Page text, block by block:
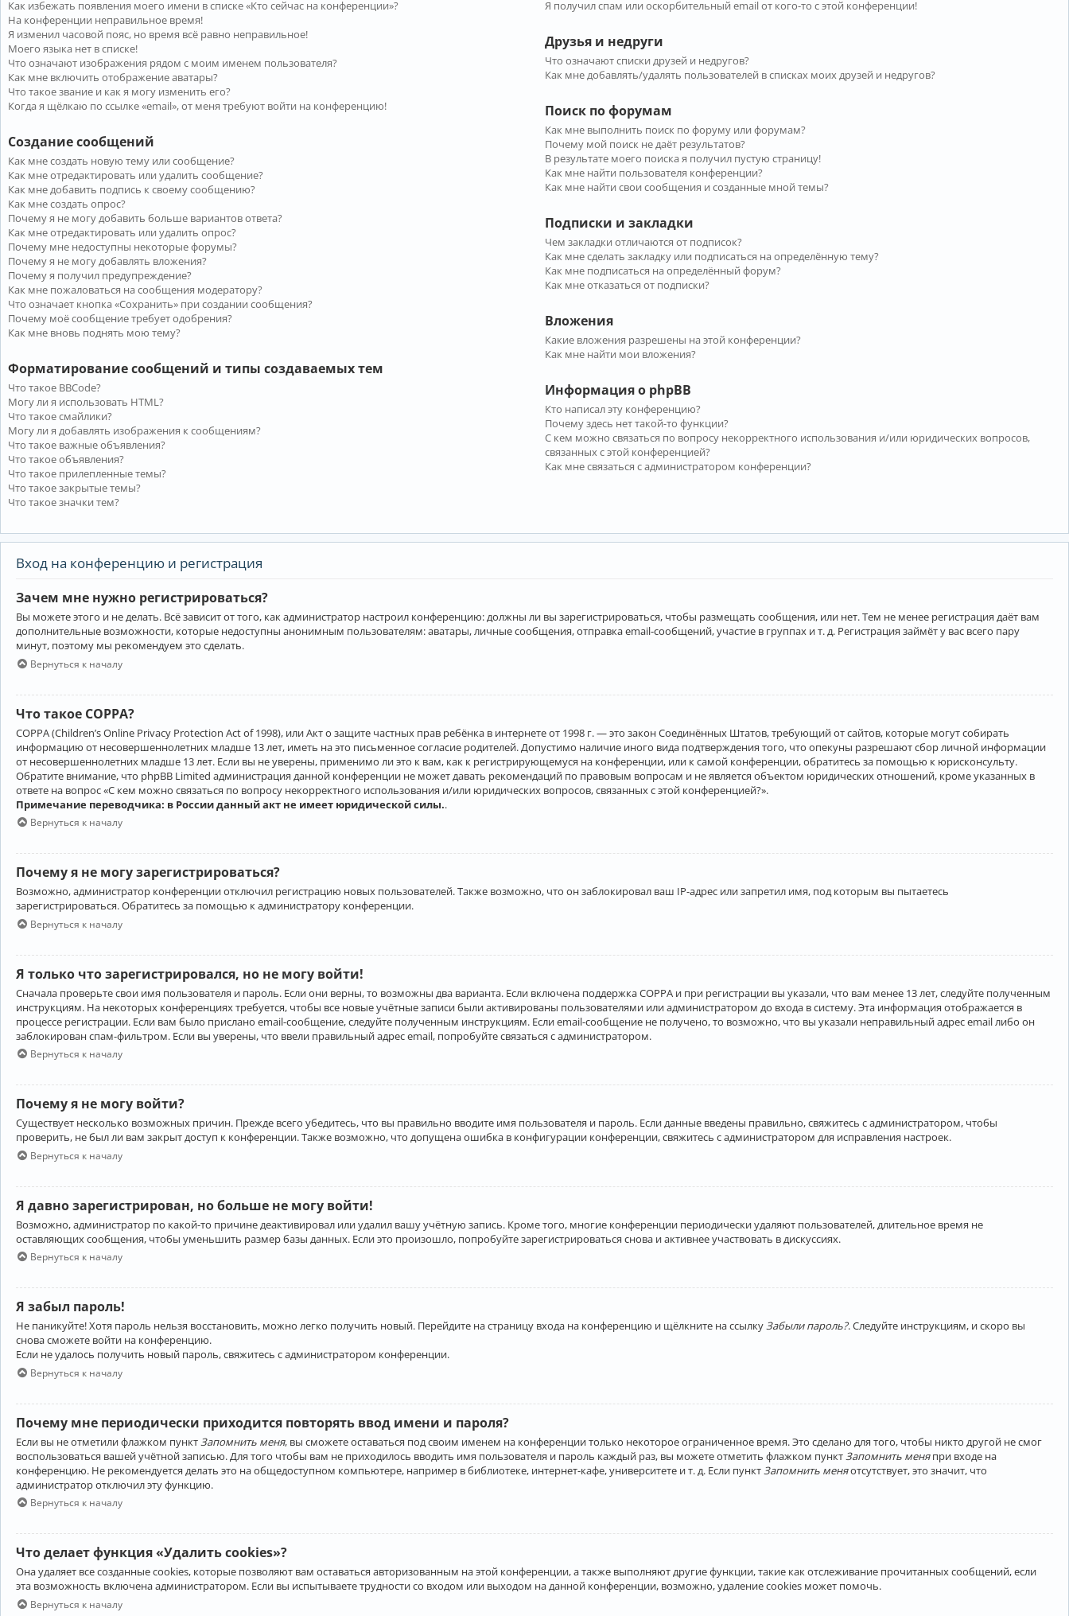
Как избежать появления моего имени в списке «Кто сейчас на конференции»?
На конференции неправильное время!
Я изменил часовой пояс, но время всё равно неправильное!
Моего языка нет в списке!
Что означают изображения рядом с моим именем пользователя?
Как мне включить отображение аватары?
Что такое звание и как я могу изменить его?
Когда я щёлкаю по ссылке «email», от меня требуют войти на конференцию!
Создание сообщений
Как мне создать новую тему или сообщение?
Как мне отредактировать или удалить сообщение?
Как мне добавить подпись к своему сообщению?
Как мне создать опрос?
Почему я не могу добавить больше вариантов ответа?
Как мне отредактировать или удалить опрос?
Почему мне недоступны некоторые форумы?
Почему я не могу добавлять вложения?
Почему я получил предупреждение?
Как мне пожаловаться на сообщения модератору?
Что означает кнопка «Сохранить» при создании сообщения?
Почему моё сообщение требует одобрения?
Как мне вновь поднять мою тему?
Форматирование сообщений и типы создаваемых тем
Что такое BBCode?
Могу ли я использовать HTML?
Что такое смайлики?
Могу ли я добавлять изображения к сообщениям?
Что такое важные объявления?
Что такое объявления?
Что такое прилепленные темы?
Что такое закрытые темы?
Что такое значки тем?
Я получил спам или оскорбительный email от кого-то с этой конференции!
Друзья и недруги
Что означают списки друзей и недругов?
Как мне добавлять/удалять пользователей в списках моих друзей и недругов?
Поиск по форумам
Как мне выполнить поиск по форуму или форумам?
Почему мой поиск не даёт результатов?
В результате моего поиска я получил пустую страницу!
Как мне найти пользователя конференции?
Как мне найти свои сообщения и созданные мной темы?
Подписки и закладки
Чем закладки отличаются от подписок?
Как мне сделать закладку или подписаться на определённую тему?
Как мне подписаться на определённый форум?
Как мне отказаться от подписки?
Вложения
Какие вложения разрешены на этой конференции?
Как мне найти мои вложения?
Информация о phpBB
Кто написал эту конференцию?
Почему здесь нет такой-то функции?
С кем можно связаться по вопросу некорректного использования и/или юридических вопросов,
связанных с этой конференцией?
Как мне связаться с администратором конференции?
Вход на конференцию и регистрация
Зачем мне нужно регистрироваться?
Вы можете этого и не делать. Всё зависит от того, как администратор настроил конференцию: должны ли вы зарегистрироваться, чтобы размещать сообщения, или нет. Тем не менее регистрация даёт вам
дополнительные возможности, которые недоступны анонимным пользователям: аватары, личные сообщения, отправка email-сообщений, участие в группах и т. д. Регистрация займёт у вас всего пару
минут, поэтому мы рекомендуем это сделать.
Вернуться к началу
Что такое COPPA?
COPPA (Children’s Online Privacy Protection Act of 1998), или Акт о защите частных прав ребёнка в интернете от 1998 г. — это закон Соединённых Штатов, требующий от сайтов, которые могут собирать
информацию от несовершеннолетних младше 13 лет, иметь на это письменное согласие родителей. Допустимо наличие иного вида подтверждения того, что опекуны разрешают сбор личной информации
от несовершеннолетних младше 13 лет. Если вы не уверены, применимо ли это к вам, как к регистрирующемуся на конференции, или к самой конференции, обратитесь за помощью к юрисконсульту.
Обратите внимание, что phpBB Limited администрация данной конференции не может давать рекомендаций по правовым вопросам и не является объектом юридических отношений, кроме указанных в
ответе на вопрос «С кем можно связаться по вопросу некорректного использования и/или юридических вопросов, связанных с этой конференцией?».
Примечание переводчика: в России данный акт не имеет юридической силы..
Вернуться к началу
Почему я не могу зарегистрироваться?
Возможно, администратор конференции отключил регистрацию новых пользователей. Также возможно, что он заблокировал ваш IP-адрес или запретил имя, под которым вы пытаетесь
зарегистрироваться. Обратитесь за помощью к администратору конференции.
Вернуться к началу
Я только что зарегистрировался, но не могу войти!
Сначала проверьте свои имя пользователя и пароль. Если они верны, то возможны два варианта. Если включена поддержка COPPA и при регистрации вы указали, что вам менее 13 лет, следуйте полученным
инструкциям. На некоторых конференциях требуется, чтобы все новые учётные записи были активированы пользователями или администратором до входа в систему. Эта информация отображается в
процессе регистрации. Если вам было прислано email-сообщение, следуйте полученным инструкциям. Если email-сообщение не получено, то возможно, что вы указали неправильный адрес email либо он
заблокирован спам-фильтром. Если вы уверены, что ввели правильный адрес email, попробуйте связаться с администратором.
Вернуться к началу
Почему я не могу войти?
Существует несколько возможных причин. Прежде всего убедитесь, что вы правильно вводите имя пользователя и пароль. Если данные введены правильно, свяжитесь с администратором, чтобы
проверить, не был ли вам закрыт доступ к конференции. Также возможно, что допущена ошибка в конфигурации конференции, свяжитесь с администратором для исправления настроек.
Вернуться к началу
Я давно зарегистрирован, но больше не могу войти!
Возможно, администратор по какой-то причине деактивировал или удалил вашу учётную запись. Кроме того, многие конференции периодически удаляют пользователей, длительное время не
оставляющих сообщения, чтобы уменьшить размер базы данных. Если это произошло, попробуйте зарегистрироваться снова и активнее участвовать в дискуссиях.
Вернуться к началу
Я забыл пароль!
Не паникуйте! Хотя пароль нельзя восстановить, можно легко получить новый. Перейдите на страницу входа на конференцию и щёлкните на ссылкуЗабыли пароль?. Следуйте инструкциям, и скоро вы
снова сможете войти на конференцию.
Если не удалось получить новый пароль, свяжитесь с администратором конференции.
Вернуться к началу
Почему мне периодически приходится повторять ввод имени и пароля?
Если вы не отметили флажком пункт Запомнить меня, вы сможете оставаться под своим именем на конференции только некоторое ограниченное время. Это сделано для того, чтобы никто другой не смог
воспользоваться вашей учётной записью. Для того чтобы вам не приходилось вводить имя пользователя и пароль каждый раз, вы можете отметить флажком пункт Запомнить меняпри входе на
конференцию. Не рекомендуется делать это на общедоступном компьютере, например в библиотеке, интернет-кафе, университете и т. д. Если пункт Запомнить меняотсутствует, это значит, что
администратор отключил эту функцию.
Вернуться к началу
Что делает функция «Удалить cookies»?
Она удаляет все созданные cookies, которые позволяют вам оставаться авторизованным на этой конференции, а также выполняют другие функции, такие как отслеживание прочитанных сообщений, если
эта возможность включена администратором. Если вы испытываете трудности со входом или выходом на данной конференции, возможно, удаление cookies может помочь.
Вернуться к началу